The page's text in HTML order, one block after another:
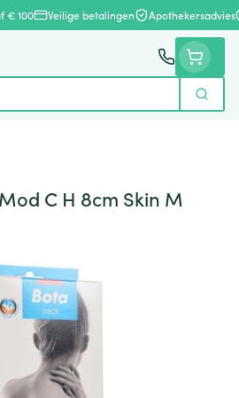
€ 100 Veilige betalingen Apothekersadvies
Zoek
C H 8cm Skin M